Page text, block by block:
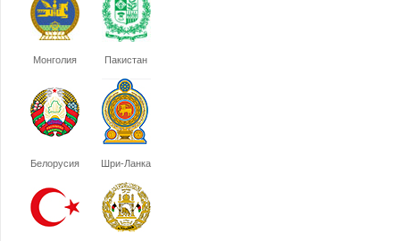
Монголия Пакистан
Белорусия Шри-Ланка